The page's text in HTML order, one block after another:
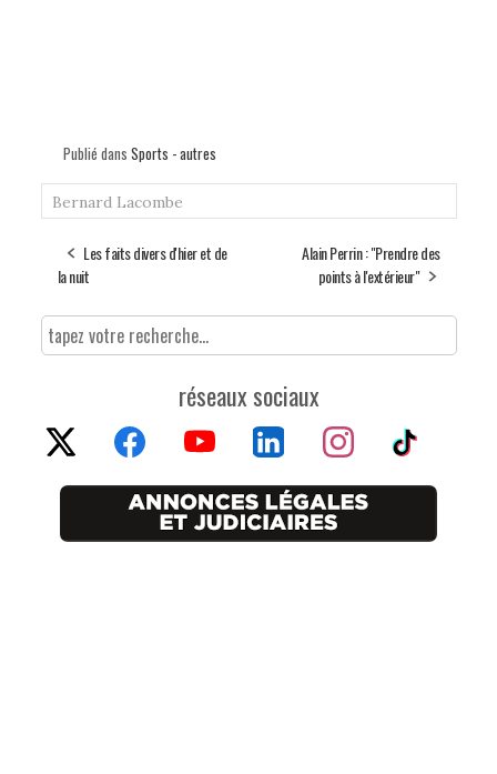
Publié dans Sports - autres
Bernard Lacombe
Les faits divers d'hier et de
la nuit
Alain Perrin : "Prendre des
points à l'extérieur"
réseaux sociaux